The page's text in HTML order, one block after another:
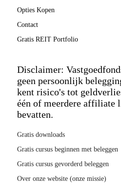
Opties Kopen
Contact
Gratis REIT Portfolio
Disclaimer:
geen persoonlijk
kent risico's tot
één of meerdere affiliate
bevatten.
Gratis downloads
Gratis cursus beginnen met beleggen
Gratis cursus gevorderd beleggen
Over onze website (onze missie)